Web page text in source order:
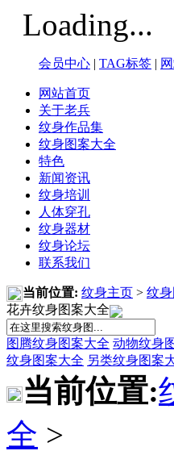
Loading...
会员中心 | TAG标签 |
网站首页
关于老兵
纹身作品集
纹身图案大全
特色
新闻资讯
纹身培训
人体穿孔
纹身器材
纹身论坛
联系我们
当前位置: 纹身主页 > 纹
花卉纹身图案大全
图腾纹身图案大全 动物纹身
纹身图案大全 另类纹身图案
当前位置:
全 >